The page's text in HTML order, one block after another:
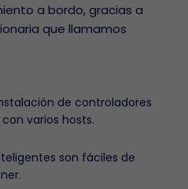
a bordo, gracias a
que llamamos
de controladores
varios hosts.
son fáciles de